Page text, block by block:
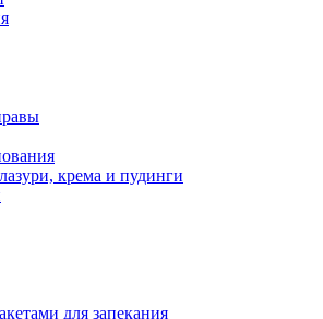
крема и пудинги
для запекания